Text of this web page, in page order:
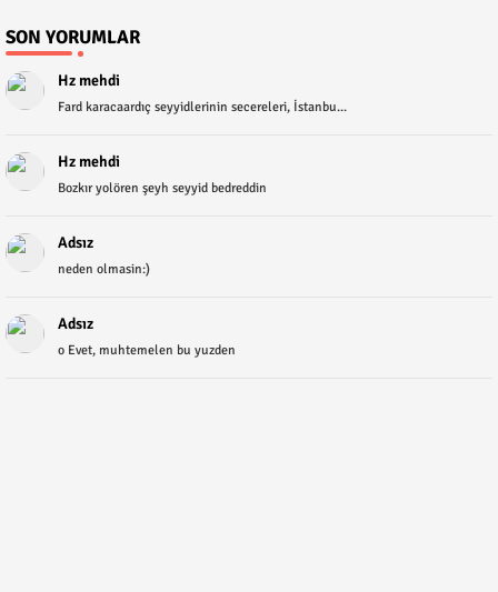
SON YORUMLAR
Hz mehdi
Fard karacaardıç seyyidlerinin secereleri, İstanbu...
Hz mehdi
Bozkır yolören şeyh seyyid bedreddin
Adsız
neden olmasin:)
Adsız
o Evet, muhtemelen bu yuzden